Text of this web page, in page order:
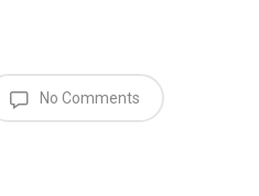
No Comments